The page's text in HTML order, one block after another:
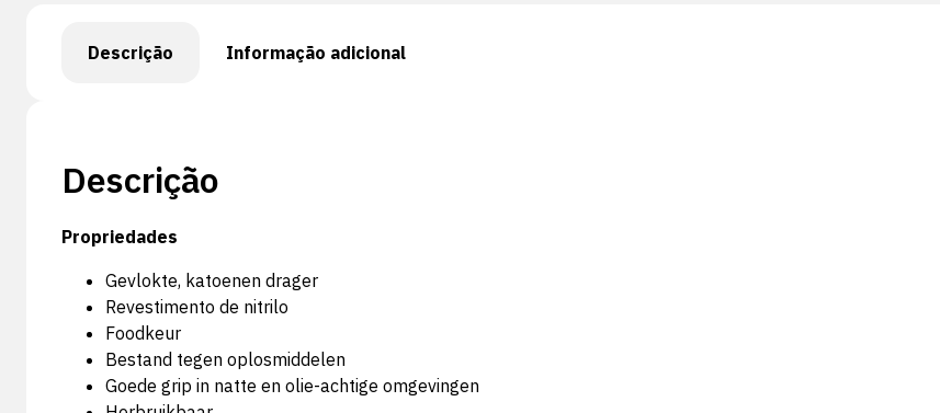
Descrição Informação adicional
Descrição
Propriedades
Gevlokte, katoenen drager
Revestimento de nitrilo
Foodkeur
Bestand tegen oplosmiddelen
Goede grip in natte en olie-achtige omgevingen